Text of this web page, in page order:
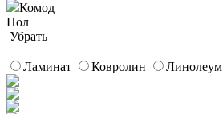
Комод
Пол
Убрать
Ламинат Ковролин Линолеум